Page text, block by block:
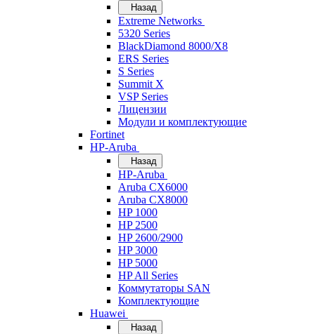
Назад
Extreme Networks
5320 Series
BlackDiamond 8000/X8
ERS Series
S Series
Summit X
VSP Series
Лицензии
Модули и комплектующие
Fortinet
HP-Aruba
Назад
HP-Aruba
Aruba CX6000
Aruba CX8000
HP 1000
HP 2500
HP 2600/2900
HP 3000
HP 5000
HP All Series
Коммутаторы SAN
Комплектующие
Huawei
Назад